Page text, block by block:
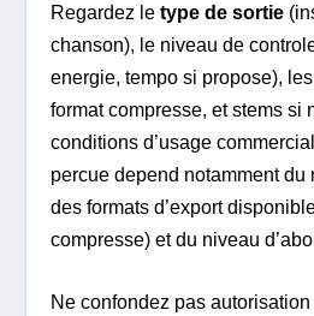
Regardez letype de sortie
chanson), le niveau de
energie, tempo si propose),
format compresse, et stems si
conditions d’usage
percue depend notamment du
des formats d’export
compresse) et du niveau
Ne confondez pas